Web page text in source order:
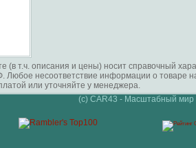
(в т.ч. описания и цены) носит справочный
Любое несоответствие информации о
или уточняйте у менеджера.
(c) CAR43 - Масштабный мир